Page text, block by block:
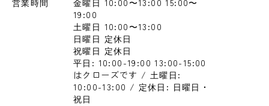
営業時間
金曜日 10:00〜13:00 15:00〜
19:00
土曜日 10:00〜13:00
日曜日 定休日
祝曜日 定休日
平日: 10:00-19:00 13:00-15:00
はクローズです / 土曜日:
10:00-13:00 / 定休日: 日曜日・
祝日